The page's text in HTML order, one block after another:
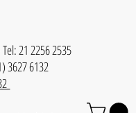
21 2256 2535
3627 6132